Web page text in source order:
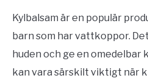
Kylbalsam är en populär
barn som har vattkoppor.
huden och ge en omedelbar
kan vara särskilt viktigt när